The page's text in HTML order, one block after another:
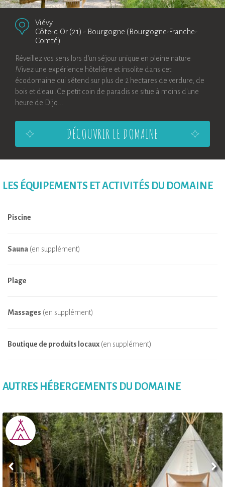
Viévy
Côte-d'Or (21) - Bourgogne (Bourgogne-Franche-
Comté)
Réveillez vos sens lors d'un séjour unique en pleine nature
!Vivez une expérience hôtelière et insolite dans cet
écodomaine qui s'étend sur plus de 2 hectares de verdure, de
bois et d'eau !Ce petit coin de paradis se situe à moins d'une
heure de Dijo...
DÉCOUVRIR LE DOMAINE
LES ÉQUIPEMENTS ET ACTIVITÉS DU DOMAINE
Piscine
Sauna (en supplément)
Plage
Massages (en supplément)
Boutique de produits locaux (en supplément)
AUTRES HÉBERGEMENTS DU DOMAINE